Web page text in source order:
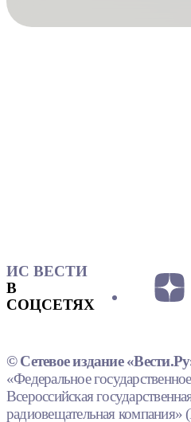
ИС ВЕСТИ
В
СОЦСЕТЯХ
© Сетевое издание
«Федеральное
Всероссийская
радиовещательная